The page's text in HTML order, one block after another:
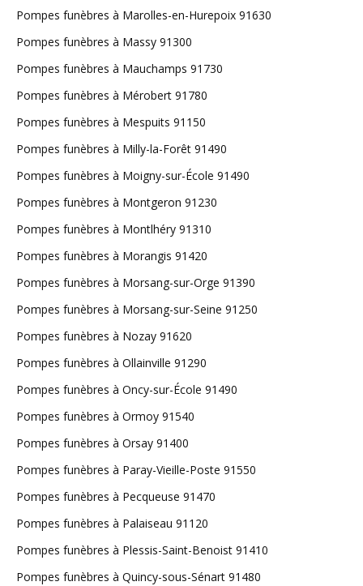
Pompes funèbres à Marolles-en-Hurepoix 91630
Pompes funèbres à Massy 91300
Pompes funèbres à Mauchamps 91730
Pompes funèbres à Mérobert 91780
Pompes funèbres à Mespuits 91150
Pompes funèbres à Milly-la-Forêt 91490
Pompes funèbres à Moigny-sur-École 91490
Pompes funèbres à Montgeron 91230
Pompes funèbres à Montlhéry 91310
Pompes funèbres à Morangis 91420
Pompes funèbres à Morsang-sur-Orge 91390
Pompes funèbres à Morsang-sur-Seine 91250
Pompes funèbres à Nozay 91620
Pompes funèbres à Ollainville 91290
Pompes funèbres à Oncy-sur-École 91490
Pompes funèbres à Ormoy 91540
Pompes funèbres à Orsay 91400
Pompes funèbres à Paray-Vieille-Poste 91550
Pompes funèbres à Pecqueuse 91470
Pompes funèbres à Palaiseau 91120
Pompes funèbres à Plessis-Saint-Benoist 91410
Pompes funèbres à Quincy-sous-Sénart 91480